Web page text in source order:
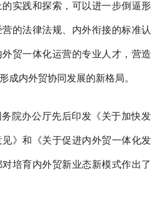
实践和探索，可以进一步倒逼形
的法律法规、内外衔接的标准认
贸一体化运营的专业人才，营造
成内外贸协同发展的新格局。
务院办公厅先后印发《关于加快发
》和《关于促进内外贸一体化发
培育内外贸新业态新模式作出了